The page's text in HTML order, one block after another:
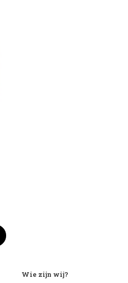
Wie zijn wij?